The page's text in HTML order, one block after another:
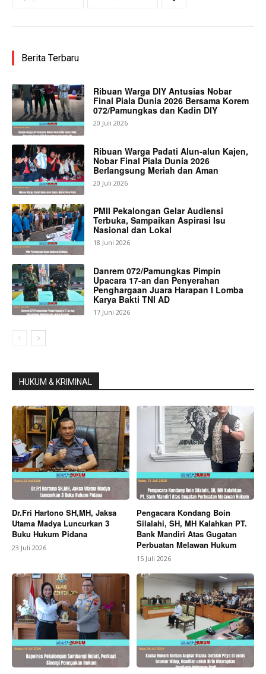
Berita Terbaru
Ribuan Warga DIY Antusias Nobar
Final Piala Dunia 2026 Bersama Korem
072/Pamungkas dan Kadin DIY
20 Juli 2026
Ribuan Warga Padati Alun-alun Kajen,
Nobar Final Piala Dunia 2026
Berlangsung Meriah dan Aman
20 Juli 2026
PMII Pekalongan Gelar Audiensi
Terbuka, Sampaikan Aspirasi Isu
Nasional dan Lokal
18 Juni 2026
Danrem 072/Pamungkas Pimpin
Upacara 17-an dan Penyerahan
Penghargaan Juara Harapan I Lomba
Karya Bakti TNI AD
17 Juni 2026
HUKUM & KRIMINAL
Dr.Fri Hartono SH,MH, Jaksa
Utama Madya Luncurkan 3
Buku Hukum Pidana
23 Juli 2026
Pengacara Kondang Boin
Silalahi, SH, MH Kalahkan PT.
Bank Mandiri Atas Gugatan
Perbuatan Melawan Hukum
15 Juli 2026